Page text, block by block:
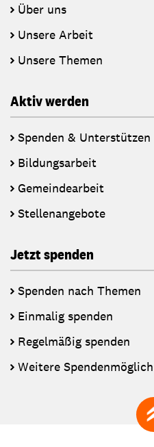
Über uns
Unsere Arbeit
Unsere Themen
Aktiv werden
Spenden & Unterstützen
Bildungsarbeit
Gemeindearbeit
Stellenangebote
Jetzt spenden
Spenden nach Themen
Einmalig spenden
Regelmäßig spenden
Weitere